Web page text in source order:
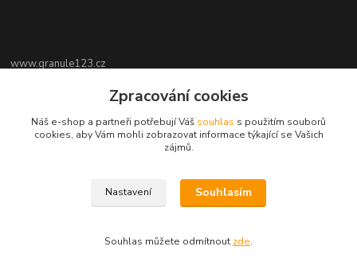
www.granule123.cz
+420775964988
Ut - Pá 8:30 - 16:30, So 8:30 - 11:00
Zpracování cookies
Náš e-shop a partneři potřebují Váš souhlas s použitím souborů
cookies, aby Vám mohli zobrazovat informace týkající se Vašich
zájmů.
Nastavení Souhlasím
Souhlas můžete odmítnout zde.